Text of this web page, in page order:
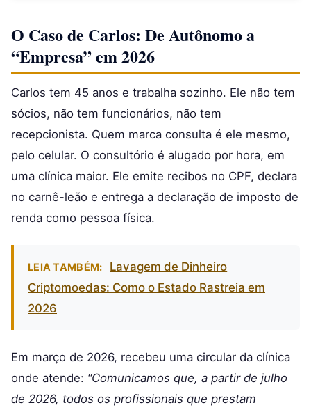
O Caso de Carlos: De Autônomo a
“Empresa” em 2026
Carlos tem 45 anos e trabalha sozinho. Ele não tem
sócios, não tem funcionários, não tem
recepcionista. Quem marca consulta é ele mesmo,
pelo celular. O consultório é alugado por hora, em
uma clínica maior. Ele emite recibos no CPF, declara
no carnê-leão e entrega a declaração de imposto de
renda como pessoa física.
LEIA TAMBÉM:
Lavagem de Dinheiro
Criptomoedas: Como o Estado Rastreia em
2026
Em março de 2026, recebeu uma circular da clínica
onde atende: “Comunicamos que, a partir de julho
de 2026, todos os profissionais que prestam